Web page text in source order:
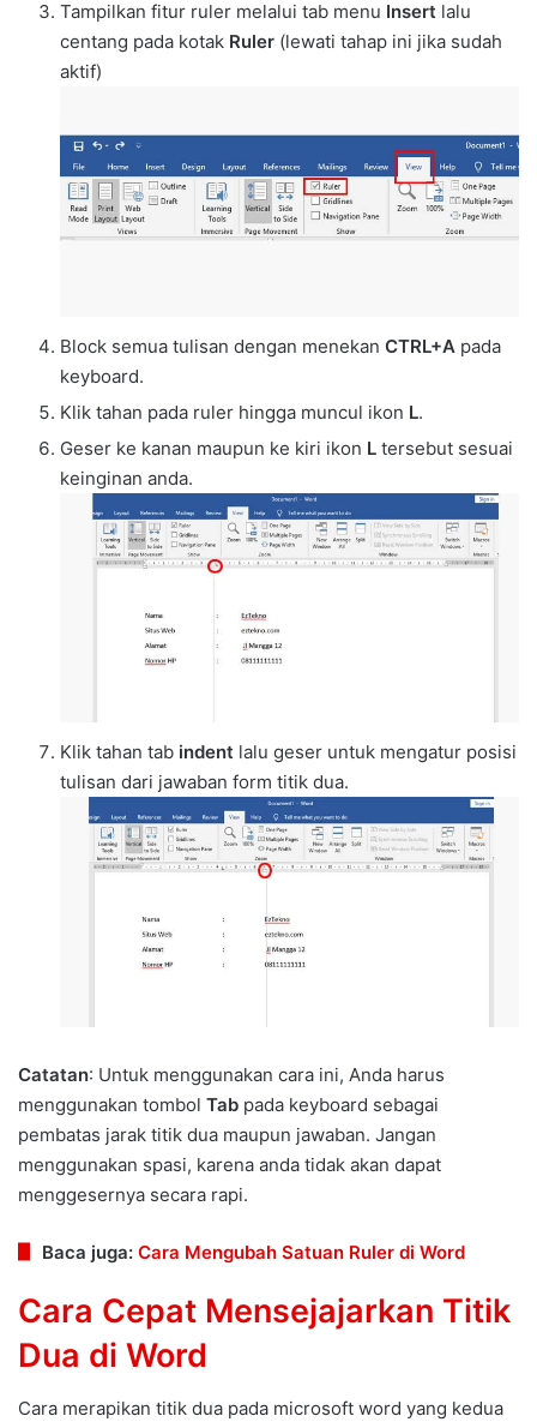
Tampilkan fitur ruler melalui tab menu Insert lalu
centang pada kotak Ruler (lewati tahap ini jika sudah
aktif)
Block semua tulisan dengan menekan CTRL+A pada
keyboard.
Klik tahan pada ruler hingga muncul ikon L.
Geser ke kanan maupun ke kiri ikon L tersebut sesuai
keinginan anda.
Klik tahan tab indent lalu geser untuk mengatur posisi
tulisan dari jawaban form titik dua.
Catatan: Untuk menggunakan cara ini, Anda harus
menggunakan tombol Tab pada keyboard sebagai
pembatas jarak titik dua maupun jawaban. Jangan
menggunakan spasi, karena anda tidak akan dapat
menggesernya secara rapi.
Baca juga: Cara Mengubah Satuan Ruler di Word
Cara Cepat Mensejajarkan Titik
Dua di Word
Cara merapikan titik dua pada microsoft word yang kedua